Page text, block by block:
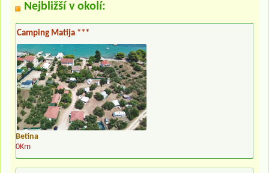
Nejbližší v okolí:
Camping Matija ***
Betina
0Km